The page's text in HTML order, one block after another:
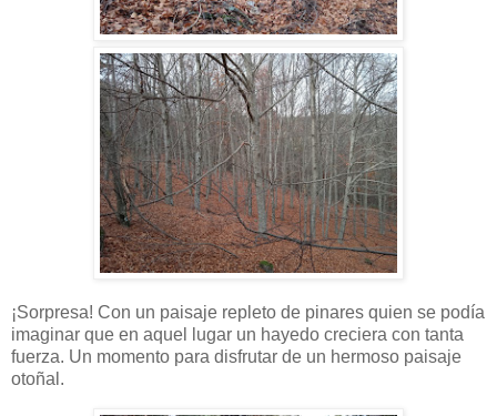
¡Sorpresa! Con un paisaje repleto de pinares quien se podía
imaginar que en aquel lugar un hayedo creciera con tanta
fuerza. Un momento para disfrutar de un hermoso paisaje
otoñal.